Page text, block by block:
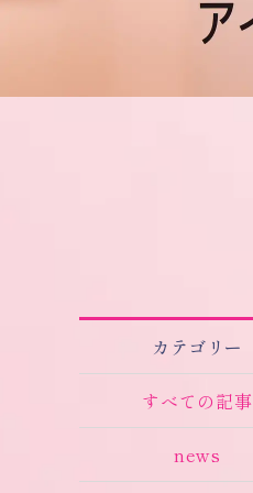
カテゴリー
すべての記事
news